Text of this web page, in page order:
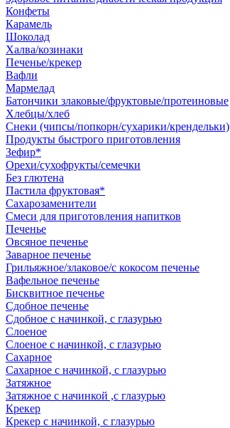
Конфеты
Карамель
Шоколад
Халва/козинаки
Печенье/крекер
Вафли
Мармелад
Батончики злаковые/фруктовые/протеиновые
Хлебцы/хлеб
Снеки (чипсы/попкорн/сухарики/крендельки)
Продукты быстрого приготовления
Зефир*
Орехи/сухофрукты/семечки
Без глютена
Пастила фруктовая*
Сахарозаменители
Смеси для приготовления напитков
Печенье
Овсяное печенье
Заварное печенье
Грильяжное/злаковое/с кокосом печенье
Вафельное печенье
Бисквитное печенье
Сдобное печенье
Сдобное с начинкой, с глазурью
Слоеное
Слоеное с начинкой, с глазурью
Сахарное
Сахарное с начинкой, с глазурью
Затяжное
Затяжное с начинкой ,с глазурью
Крекер
Крекер с начинкой, с глазурью